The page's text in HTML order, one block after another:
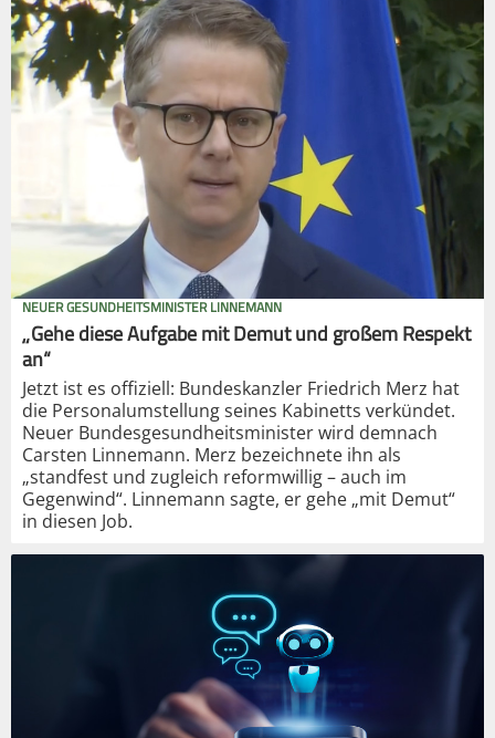
NEUER GESUNDHEITSMINISTER LINNEMANN
„Gehe diese Aufgabe mit Demut und großem Respekt
an“
Jetzt ist es offiziell: Bundeskanzler Friedrich Merz hat
die Personalumstellung seines Kabinetts verkündet.
Neuer Bundesgesundheitsminister wird demnach
Carsten Linnemann. Merz bezeichnete ihn als
„standfest und zugleich reformwillig – auch im
Gegenwind“. Linnemann sagte, er gehe „mit Demut“
in diesen Job.